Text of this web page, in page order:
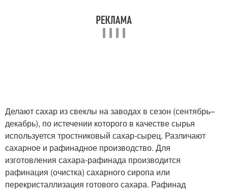
Делают сахар из свеклы на заводах в сезон (сентябрь–
декабрь), по истечении которого в качестве сырья
используется тростниковый сахар-сырец. Различают
сахарное и рафинадное производство. Для
изготовления сахара-рафинада производится
рафинация (очистка) сахарного сиропа или
перекристаллизация готового сахара. Рафинад